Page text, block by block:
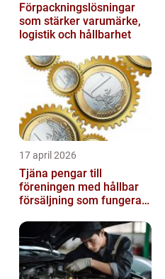
Förpackningslösningar
som stärker varumärke,
logistik och hållbarhet
17 april 2026
Tjäna pengar till
föreningen med hållbar
försäljning som fungerar